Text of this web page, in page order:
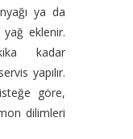
ya da
yağ eklenir.
kadar
yapılır.
göre,
dilimleri